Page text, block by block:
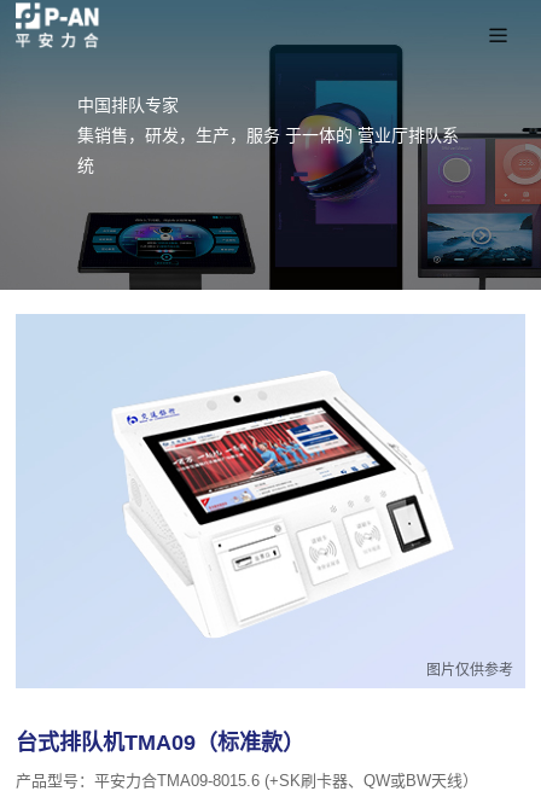
中国排队专家
集销售，研发，生产，服务 于一体的 营业厅排队系
统
图片仅供参考
台式排队机TMA09（标准款）
产品型号：平安力合TMA09-8015.6 (+SK刷卡器、QW或BW天线）